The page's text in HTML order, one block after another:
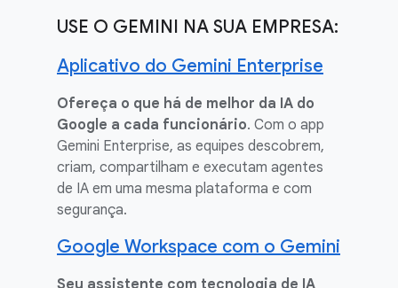
USE O GEMINI NA SUA EMPRESA:
Aplicativo do Gemini Enterprise
Ofereça o que há de melhor da IA do
Google a cada funcionário. Com o app
Gemini Enterprise, as equipes descobrem,
criam, compartilham e executam agentes
de IA em uma mesma plataforma e com
segurança.
Google Workspace com o Gemini
Seu assistente com tecnologia de IA